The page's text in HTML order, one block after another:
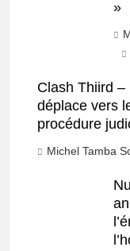
»
Clash Thiird
déplace vers
procédure
Michel Tamba